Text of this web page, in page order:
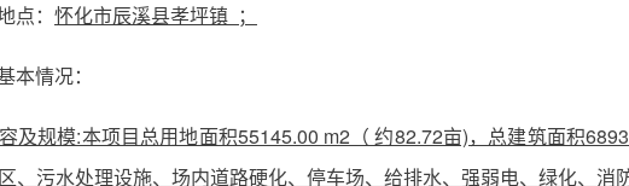
： 怀化市辰溪县孝坪镇 ；
情况：
及规模:本项目总用地面积55145.00 m2（ 约82.72亩)，总建筑面积
、污水处理设施、场内道路硬化、停车场、给排水、强弱电、绿化、消